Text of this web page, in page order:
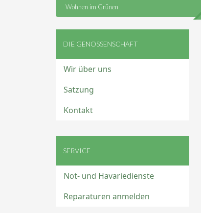
Wohnen im Grünen
DIE GENOSSENSCHAFT
Wir über uns
Satzung
Kontakt
SERVICE
Not- und Havariedienste
Reparaturen anmelden